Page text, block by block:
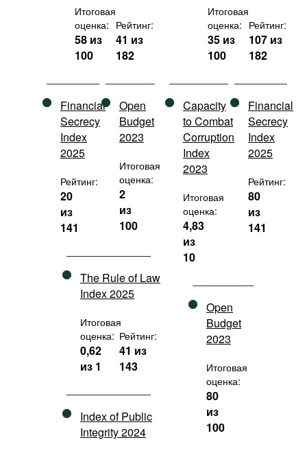
Подкасты
Книжная полка
Итоговая
оценка:
58 из
100
Рейтинг:
41 из
182
Financial
Secrecy
Index
2025
Рейтинг:
20
из
141
Open
Budget
2023
Итоговая
оценка:
2
из
100
The Rule of Law
Index 2025
Итоговая
оценка:
0,62
из 1
Рейтинг:
41 из
143
Index of Public
Integrity 2024
Итоговая
оценка:
35 из
100
Рейтинг:
107 из
182
Capacity
to Combat
Corruption
Index
2023
Итоговая
оценка:
4,83
из
10
Financial
Secrecy
Index
2025
Рейтинг:
80
из
141
Open
Budget
2023
Итоговая
оценка:
80
из
100